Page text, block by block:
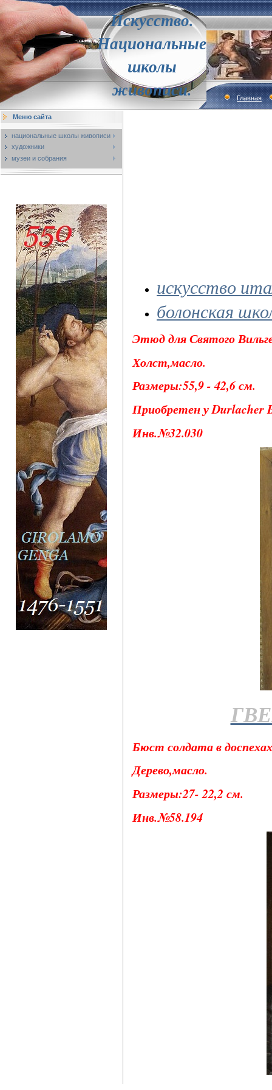
Искусство.
Национальные
школы
живописи.
Главная
Меню сайта
национальные школы живописи
художники
музеи и собрания
искусство
болонская
Этюд для Святого
Холст,масло.
Размеры:55,9 - 42,6 см.
Приобретен у Durlacher
Инв.№32.030
Бюст солдата в
Дерево,масло.
Размеры:27- 22,2 см.
Инв.№58.194